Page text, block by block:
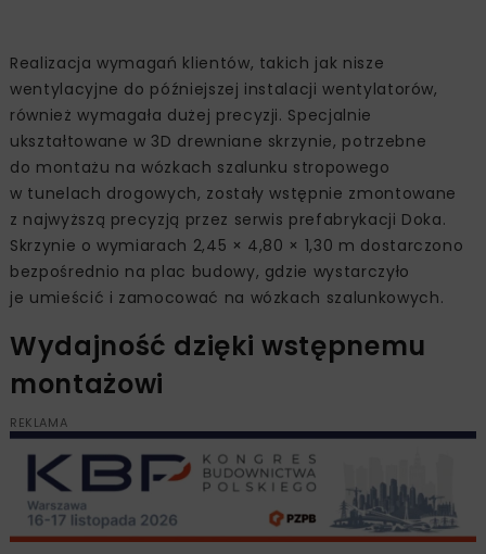
Realizacja wymagań klientów, takich jak nisze
wentylacyjne do późniejszej instalacji wentylatorów,
również wymagała dużej precyzji. Specjalnie
ukształtowane w 3D drewniane skrzynie, potrzebne
do montażu na wózkach szalunku stropowego
w tunelach drogowych, zostały wstępnie zmontowane
z najwyższą precyzją przez serwis prefabrykacji Doka.
Skrzynie o wymiarach 2,45 × 4,80 × 1,30 m dostarczono
bezpośrednio na plac budowy, gdzie wystarczyło
je umieścić i zamocować na wózkach szalunkowych.
Wydajność dzięki wstępnemu
montażowi
REKLAMA